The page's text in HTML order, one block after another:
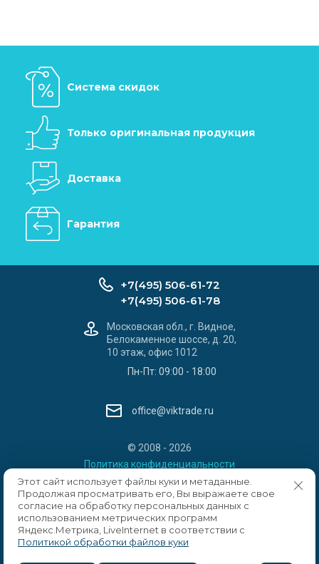
Система скидок
Только оригинальная продукция
Доставка
Гарантия
© 2008 - 2026
Политика конфиденциальности
+7(495) 506-61-72
+7(495) 506-61-78
Московская обл., г. Видное,
Белокаменное шоссе, д. 20,
10 этаж, офис 1012
Пн-Пт: 09:00 - 18:00
office@viktrade.ru
Этот сайт использует файлы куки и метаданные.
Продолжая просматривать его, Вы выражаете свое
согласие на обработку персональных данных с
использованием метрических программ
Яндекс.Метрика, LiveInternet в соответствии с
Политикой обработки файлов куки